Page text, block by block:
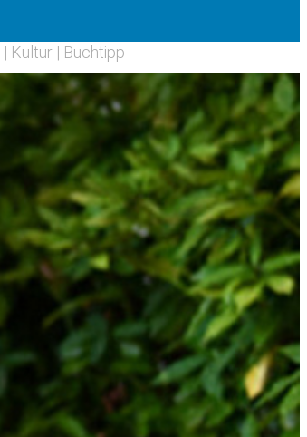
| Kultur | Buchtipp